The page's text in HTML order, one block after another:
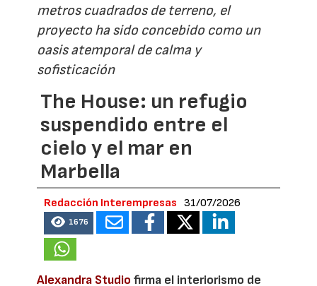
metros cuadrados de terreno, el
proyecto ha sido concebido como un
oasis atemporal de calma y
sofisticación
The House: un refugio
suspendido entre el
cielo y el mar en
Marbella
Redacción Interempresas 31/07/2026
1676
Alexandra Studio firma el interiorismo de